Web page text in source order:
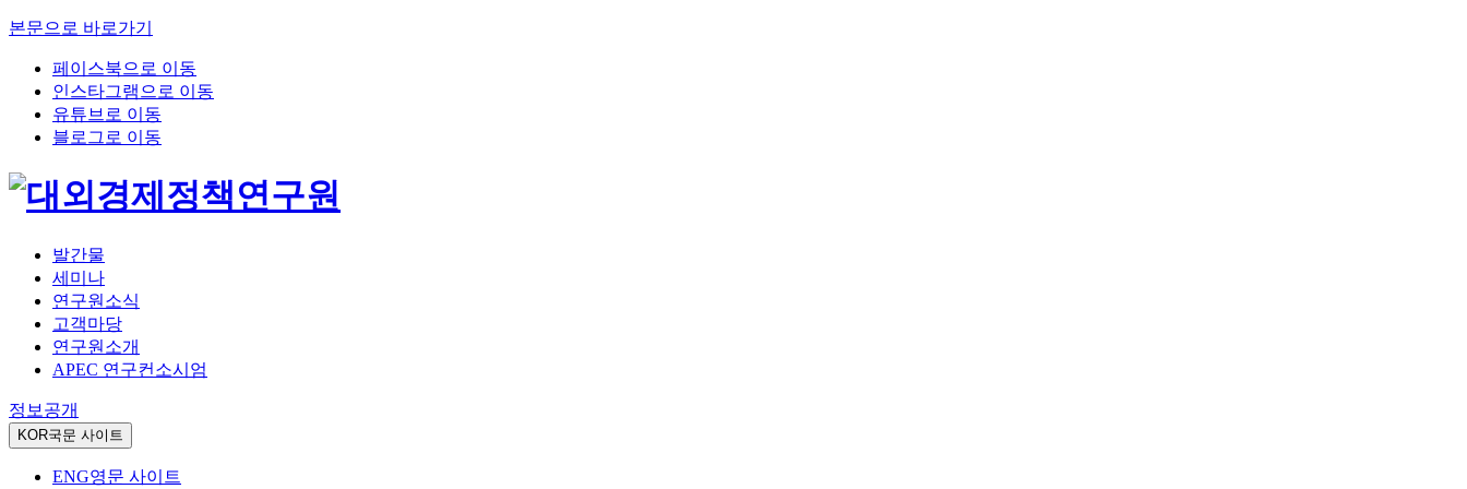
본문으로 바로가기
페이스북으로 이동
인스타그램으로 이동
유튜브로 이동
블로그로 이동
발간물
세미나
연구원소식
고객마당
연구원소개
APEC 연구컨소시엄
정보공개
KOR국문 사이트
ENG영문 사이트